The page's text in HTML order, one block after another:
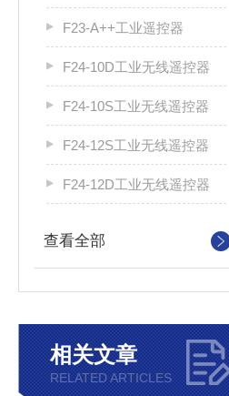
F23-A++工业遥控器
F24-10D工业无线遥控器
F24-10S工业无线遥控器
F24-12S工业无线遥控器
F24-12D工业无线遥控器
查看全部
相关文章
RELATED ARTICLES